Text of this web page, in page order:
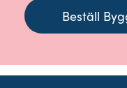
Beställ